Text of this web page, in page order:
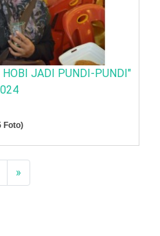
HOBI JADI PUNDI-PUNDI"
Foto)
»